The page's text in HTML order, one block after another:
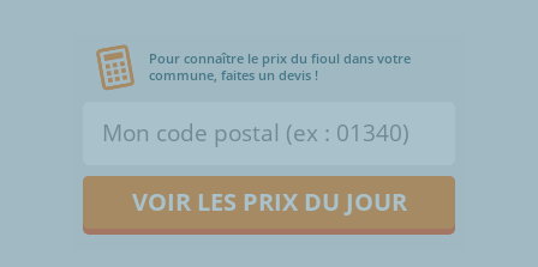
Pour connaître le prix du fioul dans votre
commune, faites un devis !
VOIR LES PRIX DU JOUR